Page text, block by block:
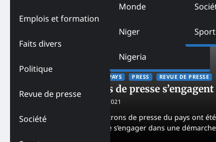
Emplois et formation
Faits divers
Politique
Revue de presse
Société
Monde
Niger
Nigeria
Sport
PAYS PRESS REVUE DE PRESSE
Togo-Les patrons de presse
August 2, 2021
Vendredi Lomé, des patrons de presse du pays ont
qui permet au média de s’engager dans une